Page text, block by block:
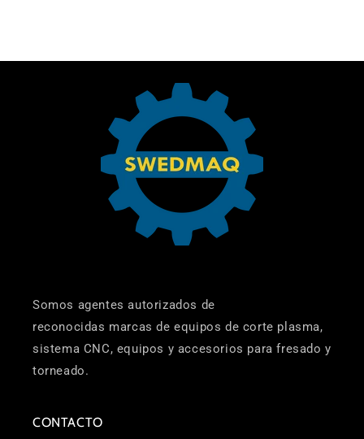
Somos agentes autorizados de
reconocidas marcas de equipos de corte plasma,
sistema CNC, equipos y accesorios para fresado y
torneado.
CONTACTO